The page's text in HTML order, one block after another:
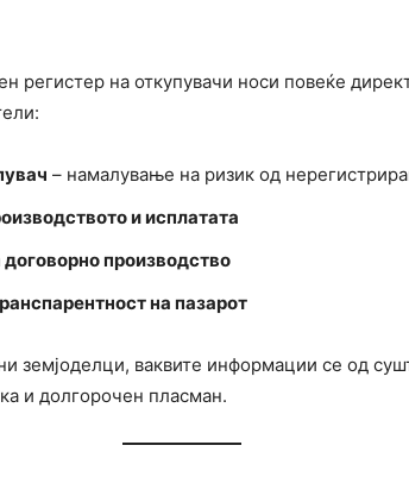
регистер на откупувачи носи повеќе
– намалување на ризик од
и исплатата
производство
на пазарот
земјоделци, ваквите информации се од
и долгорочен пласман.